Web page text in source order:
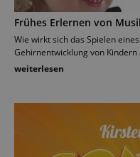
Frühes Erlernen von
Wie wirkt sich das Spielen
Gehirnentwicklung von Kindern
weiterlesen